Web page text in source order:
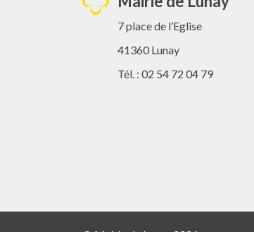
7 place de l’Eglise
41360 Lunay
Tél. : 02 54 72 04 79